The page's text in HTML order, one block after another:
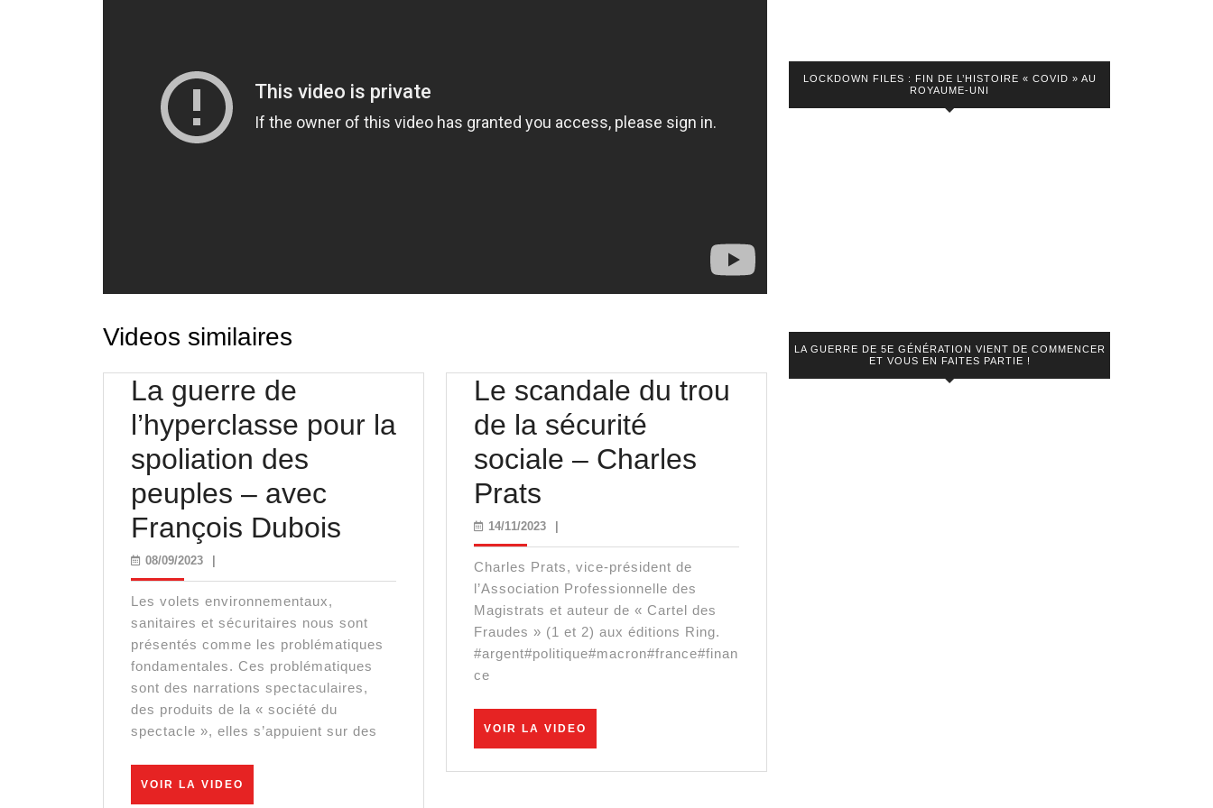
Videos similaires
La guerre de
l’hyperclasse pour la
spoliation des
peuples – avec
François Dubois
l’hyperclasse
pour
la
spoliation
08/09/202308/09/2023
Les volets environnementaux,
sanitaires et sécuritaires nous sont
présentés comme les problématiques
fondamentales. Ces problématiques
sont des narrations spectaculaires,
des produits de la « société du
spectacle », elles s’appuient sur des
VOIR LA VIDEO
Le scandale du trou
de la sécurité
sociale – Charles
Prats
scandale
du
trou
de
la
sociale
–
14/11/202314/11/2023
Charles Prats, vice-président de
l’Association Professionnelle des
Magistrats et auteur de « Cartel des
Fraudes » (1 et 2) aux éditions Ring.
#argent#politique#macron#france#finan
ce
VOIR LA VIDEO
LOCKDOWN FILES : FIN DE L’HISTOIRE « COVID » AU
ROYAUME-UNI
LA GUERRE DE 5E GÉNÉRATION VIENT DE COMMENCER
ET VOUS EN FAITES PARTIE !